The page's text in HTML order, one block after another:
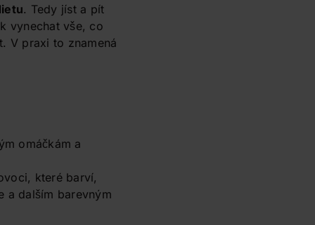
. Tedy jíst a pít
vynechat vše, co
V praxi to znamená
omáčkám a
které barví,
a dalším barevným